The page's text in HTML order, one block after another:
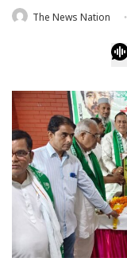
The News Nation